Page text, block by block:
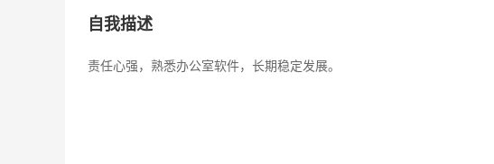
自我描述
责任心强，熟悉办公室软件，长期稳定发展。